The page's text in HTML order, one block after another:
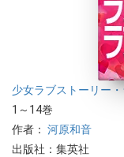
少女ラブストーリー
1～14巻
作者： 河原和音
出版社：集英社